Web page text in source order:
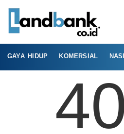
GAYA HIDUP KOMERSIAL